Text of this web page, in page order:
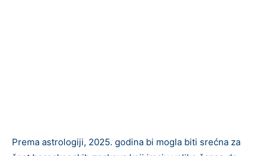
Prema astrologiji, 2025. godina bi mogla biti srećna za